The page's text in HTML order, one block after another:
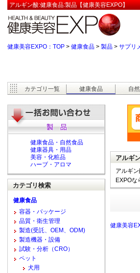
アルギン酸:健康食品:製品【健康美容EXPO】
健康美容EXPO：TOP > 健康食品 > 製品 > サプリ
カテゴリ一覧 健康食品 自
アルギ
アルギ
EXPOな
健康美容
健康食品・自然食品
健康器具・用品
美容・化粧品
ハーブ・アロマ
カテゴリ検索
健康食品
容器・パッケージ
品質・衛生管理
製造(受託、OEM、ODM)
製造機器・設備
試験・分析（CRO）
ペット
犬用